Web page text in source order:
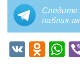
Следите
паблик-
VK